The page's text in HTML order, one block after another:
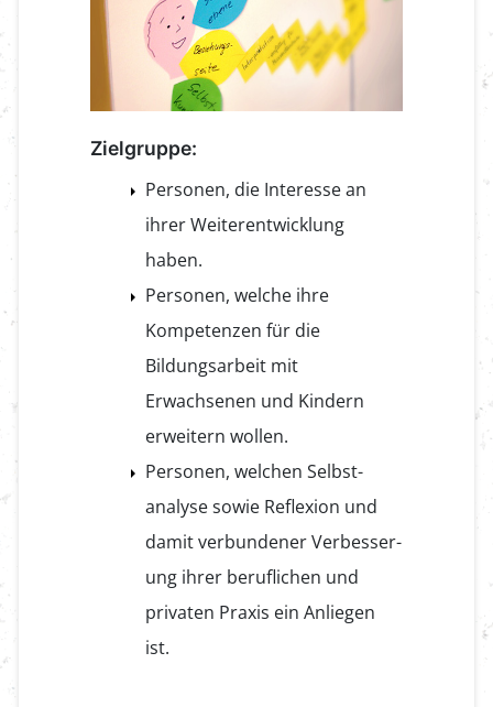
Zielgruppe:
Personen, die Interesse an
ihrer Weiterentwicklung
haben.
Personen, welche ihre
Kompetenzen für die
Bildungsarbeit mit
Erwachsenen und Kindern
erweitern wollen.
Personen, welchen Selbst­
analyse sowie Reflexion und
damit verbundener Verbesser­
ung ihrer beruflichen und
privaten Praxis ein Anliegen
ist.